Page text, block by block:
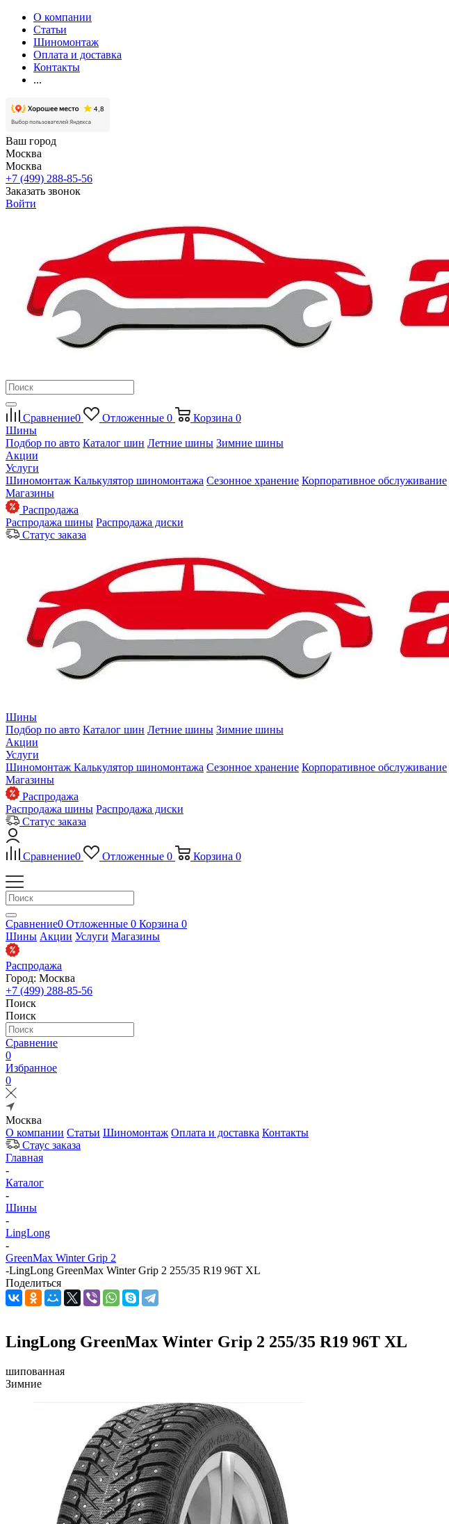
О компании
Статьи
Шиномонтаж
Оплата и доставка
Контакты
...
Ваш город
Москва
Москва
+7 (499) 288-85-56
Заказать звонок
Войти
Сравнение0 Отложенные 0 Корзина 0
Шины
Подбор по авто Каталог шин Летние шины Зимние шины
Акции
Услуги
Шиномонтаж Калькулятор шиномонтажа Сезонное хранение Корпоративное обслуживание
Магазины
Распродажа
Распродажа шины Распродажа диски
Статус заказа
Шины
Подбор по авто Каталог шин Летние шины Зимние шины
Акции
Услуги
Шиномонтаж Калькулятор шиномонтажа Сезонное хранение Корпоративное обслуживание
Магазины
Распродажа
Распродажа шины Распродажа диски
Статус заказа
Сравнение0 Отложенные 0 Корзина 0
Сравнение0 Отложенные 0 Корзина 0
Шины Акции Услуги Магазины
Распродажа
Город: Москва
+7 (499) 288-85-56
Поиск
Поиск
Сравнение
0
Избранное
0
Москва
О компании Статьи Шиномонтаж Оплата и доставка Контакты
Стаус заказа
Главная
-
Каталог
-
Шины
-
LingLong
-
GreenMax Winter Grip 2
-LingLong GreenMax Winter Grip 2 255/35 R19 96T XL
Поделиться
LingLong GreenMax Winter Grip 2 255/35 R19 96T XL
шипованная
Зимние